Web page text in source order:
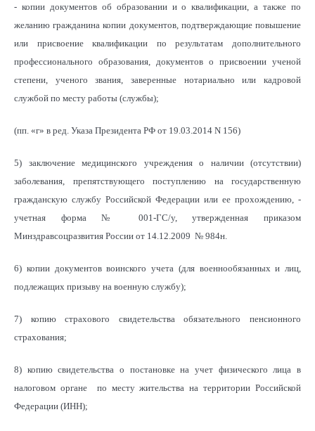
- копии документов об образовании и о квалификации, а также по
желанию гражданина копии документов, подтверждающие повышение
или присвоение квалификации по результатам дополнительного
профессионального образования, документов о присвоении ученой
степени, ученого звания, заверенные нотариально или кадровой
службой по месту работы (службы);
(пп. «г» в ред. Указа Президента РФ от 19.03.2014 N 156)
5) заключение медицинского учреждения о наличии (отсутствии)
заболевания, препятствующего поступлению на государственную
гражданскую службу Российской Федерации или ее прохождению, -
учетная форма № 001-ГС/у, утвержденная приказом
Минздравсоцразвития России от 14.12.2009 № 984н.
6) копии документов воинского учета (для военнообязанных и лиц,
подлежащих призыву на военную службу);
7) копию страхового свидетельства обязательного пенсионного
страхования;
8) копию свидетельства о постановке на учет физического лица в
налоговом органе по месту жительства на территории Российской
Федерации (ИНН);